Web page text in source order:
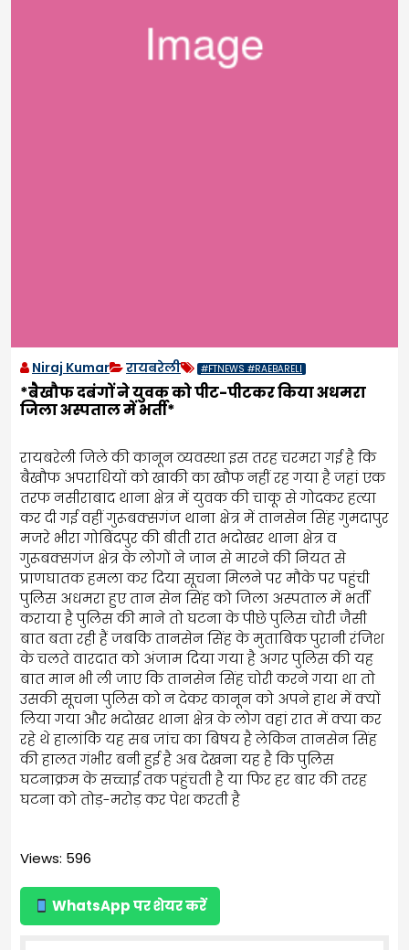
Niraj Kumar रायबरेली #FTNEWS #RAEBARELI
*बैखौफ दबंगों ने युवक को पीट-पीटकर किया अधमरा
जिला अस्पताल में भर्ती*
रायबरेली जिले की कानून व्यवस्था इस तरह चरमरा गई है कि
बैखौफ अपराधियों को खाकी का खौफ नहीं रह गया है जहां एक
तरफ नसीराबाद थाना क्षेत्र में युवक की चाकू से गोदकर हत्या
कर दी गई वहीं गुरूबक्सगंज थाना क्षेत्र में तानसेन सिंह गुमदापुर
मजरे भीरा गोबिंदपुर की बीती रात भदोखर थाना क्षेत्र व
गुरूबक्सगंज क्षेत्र के लोगों ने जान से मारने की नियत से
प्राणघातक हमला कर दिया सूचना मिलने पर मौके पर पहुंची
पुलिस अधमरा हुए तान सेन सिंह को जिला अस्पताल में भर्ती
कराया है पुलिस की माने तो घटना के पीछे पुलिस चोरी जैसी
बात बता रही हैं जबकि तानसेन सिंह के मुताबिक पुरानी रंजिश
के चलते वारदात को अंजाम दिया गया है अगर पुलिस की यह
बात मान भी ली जाए कि तानसेन सिंह चोरी करने गया था तो
उसकी सूचना पुलिस को न देकर कानून को अपने हाथ में क्यों
लिया गया और भदोखर थाना क्षेत्र के लोग वहां रात में क्या कर
रहे थे हालांकि यह सब जांच का बिषय है लेकिन तानसेन सिंह
की हालत गंभीर बनी हुई है अब देखना यह है कि पुलिस
घटनाक्रम के सच्चाई तक पहुंचती है या फिर हर बार की तरह
घटना को तोड़-मरोड़ कर पेश करती है
Views: 596
WhatsApp पर शेयर करें